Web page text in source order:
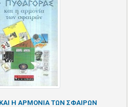
Η ΑΡΜΟΝΙΑ ΤΩΝ ΣΦΑΙΡΩΝ